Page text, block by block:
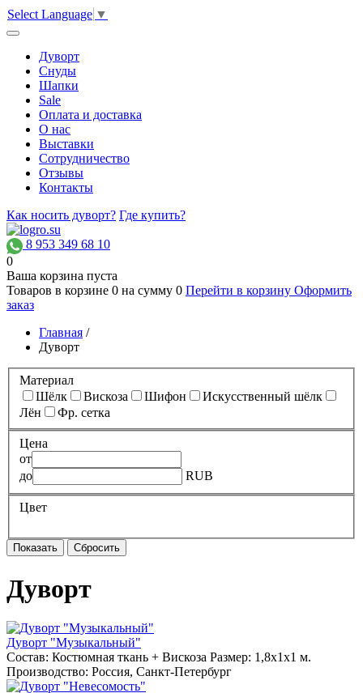
Select Language ▼
Дуворт
Снуды
Шапки
Sale
Оплата и доставка
О нас
Выставки
Сотрудничество
Отзывы
Контакты
Как носить дуворт? Где купить?
8 953 349 68 10
0
Ваша корзина пуста
Товаров в корзине 0 на сумму 0 Перейти в корзину Оформить
заказ
Главная /
Дуворт
Материал
Шёлк
Вискоза Шифон
Искусственный шёлк
Лён
Фр. сетка
Цена
от
до
RUB
Цвет
Дуворт
Дуворт "Музыкальный"
Состав: Костюмная ткань + Вискоза Размер: 1,8х1х1 м.
Производство: Россия, Санкт-Петербург